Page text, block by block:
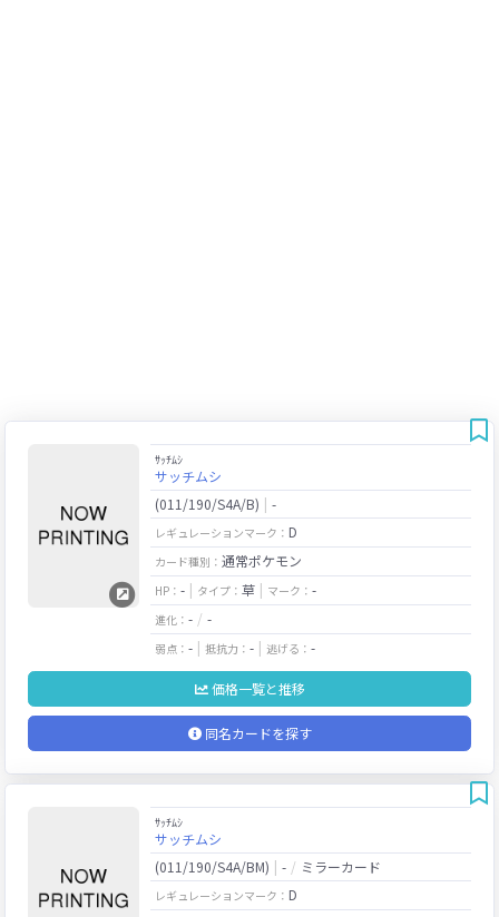
ｻｯﾁﾑｼ
サッチムシ
(011/190/S4A/B)
-
レギュレーションマーク： D
カード種別： 通常ポケモン
HP： - タイプ： 草 マーク： -
進化： - -
弱点： - 抵抗力： - 逃げる： -
価格一覧と推移
同名カードを探す
ｻｯﾁﾑｼ
サッチムシ
(011/190/S4A/BM)
- ミラーカード
レギュレーションマーク： D